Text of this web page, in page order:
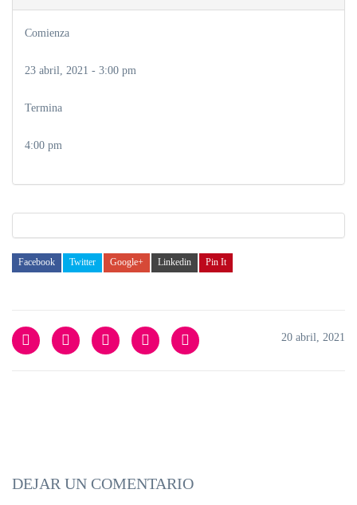
Comienza
23 abril, 2021 - 3:00 pm
Termina
4:00 pm
Facebook Twitter Google+ Linkedin Pin It
20 abril, 2021
DEJAR UN COMENTARIO